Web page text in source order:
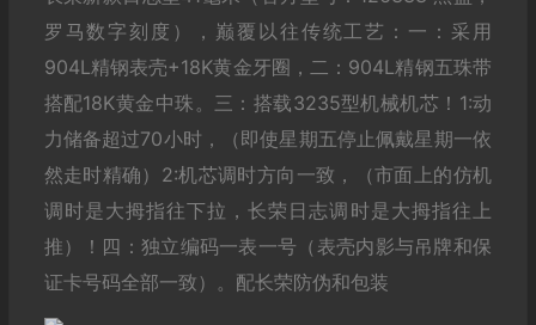
罗马数字刻度），巅覆以往传统工艺：一：采用
904L精钢表壳+18K黄金牙圈，二：904L精钢五珠带
搭配18K黄金中珠。三：搭载3235型机械机芯！1:动
力储备超过70小时，（即使星期五停止佩戴星期一依
然走时精确）2:机芯调时方向一致，（市面上的仿机
调时是大拇指往下拉，长荣日志调时是大拇指往上
推）！四：独立编码一表一号（表壳内影与吊牌和保
证卡号码全部一致）。配长荣防伪和包装